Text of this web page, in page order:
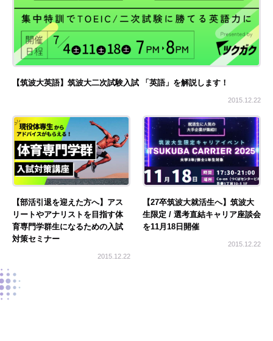
【筑波大英語】筑波大二次試験入試 「英語」を解説します！
2015.12.22
【部活引退を迎えた方へ】アス
リートやアナリストを目指す体
育専門学群生になるための入試
対策セミナー
2015.12.22
【27卒筑波大就活生へ】筑波大
生限定 / 選考直結キャリア座談会
を11月18日開催
2015.12.22